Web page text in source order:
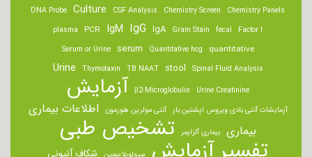
Chemistry Panels
Chemistry Screen
CSF Analysis
Culture
DNA Probe
Factor I
fecal
Gram Stain
IgA
IgG
IgM
PCR
plasma
quantitative
Quantitative hcg
serum
Serum or Urine
Spinal Fluid Analysis
stool
TB NAAT
Thymotaxin
Urine
Urine Creatinine
β2-Microglobulin آزمایش
آزمایشات آنتی بادی ویروس اپشتین بار آنتی مولرین هورمون اطلاعات بیماری
بیماری بیماری آلزایمر تشخیص طبی
سرولوپلاسمین شکاف آنیونی